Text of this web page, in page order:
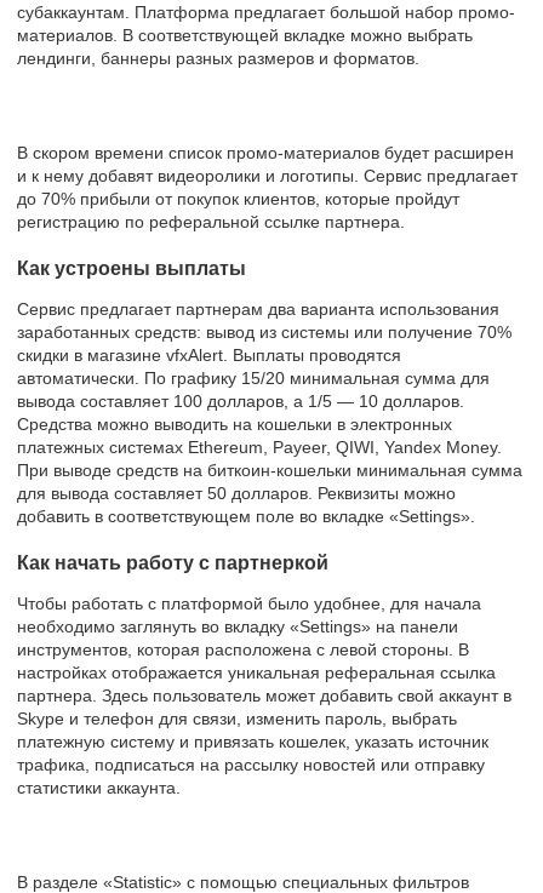
субаккаунтам. Платформа предлагает большой набор промо-
материалов. В соответствующей вкладке можно выбрать
лендинги, баннеры разных размеров и форматов.
В скором времени список промо-материалов будет расширен
и к нему добавят видеоролики и логотипы. Сервис предлагает
до 70% прибыли от покупок клиентов, которые пройдут
регистрацию по реферальной ссылке партнера.
Как устроены выплаты
Сервис предлагает партнерам два варианта использования
заработанных средств: вывод из системы или получение 70%
скидки в магазине vfxAlert. Выплаты проводятся
автоматически. По графику 15/20 минимальная сумма для
вывода составляет 100 долларов, а 1/5 — 10 долларов.
Средства можно выводить на кошельки в электронных
платежных системах Ethereum, Payeer, QIWI, Yandex Money.
При выводе средств на биткоин-кошельки минимальная сумма
для вывода составляет 50 долларов. Реквизиты можно
добавить в соответствующем поле во вкладке «Settings».
Как начать работу с партнеркой
Чтобы работать с платформой было удобнее, для начала
необходимо заглянуть во вкладку «Settings» на панели
инструментов, которая расположена с левой стороны. В
настройках отображается уникальная реферальная ссылка
партнера. Здесь пользователь может добавить свой аккаунт в
Skype и телефон для связи, изменить пароль, выбрать
платежную систему и привязать кошелек, указать источник
трафика, подписаться на рассылку новостей или отправку
статистики аккаунта.
В разделе «Statistic» с помощью специальных фильтров